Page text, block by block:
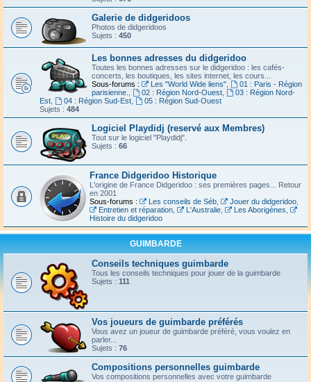
Galerie de didgeridoos
Photos de didgeridoos
Sujets : 450
Les bonnes adresses du didgeridoo
Toutes les bonnes adresses sur le didgeridoo : les cafés-
concerts, les boutiques, les sites internet, les cours...
Sous-forums :
Les "World Wide liens",
01 : Paris - Région
parisienne.
02 : Région Nord-Ouest,
03 : Région Nord-
Est
04 : Région Sud-Est,
05 : Région Sud-Ouest
Sujets : 484
Logiciel Playdidj (reservé aux Membres)
Tout sur le logiciel "Playdidj".
Sujets : 66
France Didgeridoo Historique
L'origine de France Didgeridoo : ses premières pages... Retour
en 2001
Sous-forums :
Les conseils de Séb, Jouer du didgeridoo,
Entretien et réparation, L'Australie, Les Aborigènes
Histoire du didgeridoo
GUIMBARDE
Conseils techniques guimbarde
Tous les conseils techniques pour jouer de la guimbarde
Sujets : 111
Vos joueurs de guimbarde préférés
Vous avez un joueur de guimbarde préféré, vous voulez en
parler...
Sujets : 76
Compositions personnelles guimbarde
Vos compositions personnelles avec votre guimbarde